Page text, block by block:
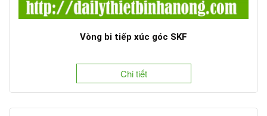
Vòng bi tiếp xúc góc SKF
Chi tiết